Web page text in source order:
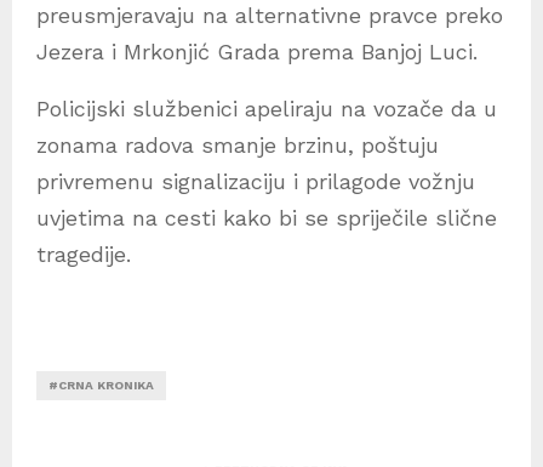
preusmjeravaju na alternativne pravce preko
Jezera i Mrkonjić Grada prema Banjoj Luci.
Policijski službenici apeliraju na vozače da u
zonama radova smanje brzinu, poštuju
privremenu signalizaciju i prilagode vožnju
uvjetima na cesti kako bi se spriječile slične
tragedije.
#CRNA KRONIKA